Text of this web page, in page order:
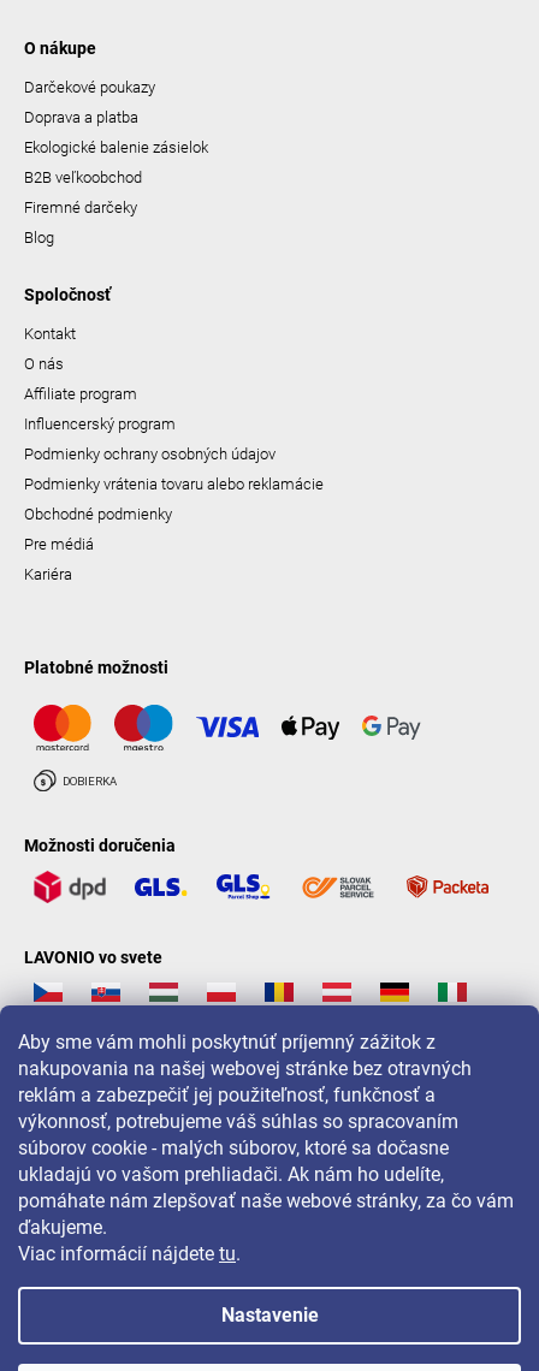
Aby sme vám mohli poskytnúť príjemný zážitok z
nakupovania na našej webovej stránke bez otravných
reklám a zabezpečiť jej použiteľnosť, funkčnosť a
výkonnosť, potrebujeme váš súhlas so spracovaním
súborov cookie - malých súborov, ktoré sa dočasne
ukladajú vo vašom prehliadači. Ak nám ho udelíte,
pomáhate nám zlepšovať naše webové stránky, za čo vám
ďakujeme.
Viac informácií nájdete tu.
Nastavenie
O nákupe
Darčekové poukazy
Doprava a platba
Ekologické balenie zásielok
B2B veľkoobchod
Firemné darčeky
Blog
Spoločnosť
Kontakt
O nás
Affiliate program
Influencerský program
Podmienky ochrany osobných údajov
Podmienky vrátenia tovaru alebo reklamácie
Obchodné podmienky
Pre médiá
Kariéra
Platobné možnosti
Možnosti doručenia
LAVONIO vo svete
Pre akcie, súťaže a zľavy nás sledujte na:
Copyright 2026 LAVONIO.sk. Všetky práva vyhradené.